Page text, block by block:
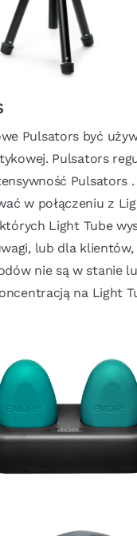
Pulsators być
Pulsators
Pulsators
w połączeniu z
Light Tube
lub dla
nie są w stanie
na Light